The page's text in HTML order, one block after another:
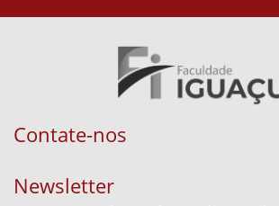
Contate-nos
Newsletter